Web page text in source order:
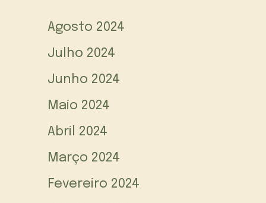
Agosto 2024
Julho 2024
Junho 2024
Maio 2024
Abril 2024
Março 2024
Fevereiro 2024